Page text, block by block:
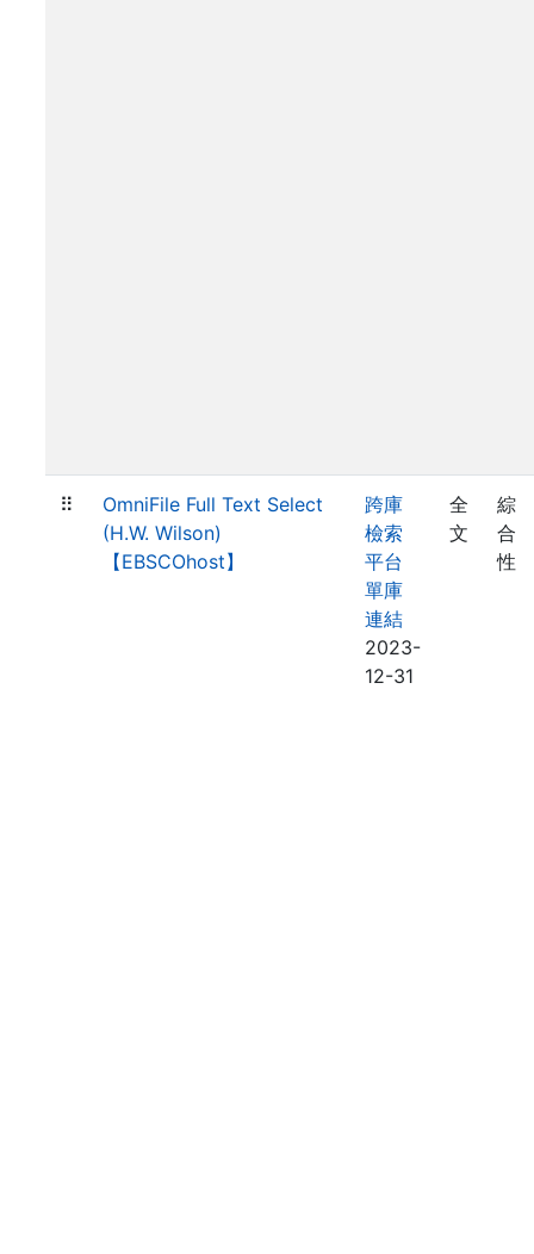
⠿
OmniFile Full Text Select
(H.W. Wilson)
【EBSCOhost】
跨庫
檢索
平台
單庫
連結
2023-
12-31
全
文
綜
合
性